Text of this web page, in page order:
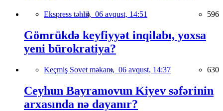
Ekspress təhlil, 06 avqust, 14:51 596
Gömrükdə keyfiyyət inqilabı, yoxsa
yeni bürokratiya?
Keçmiş Sovet məkanı, 06 avqust, 14:37 630
Ceyhun Bayramovun Kiyev səfərinin
arxasında nə dayanır?